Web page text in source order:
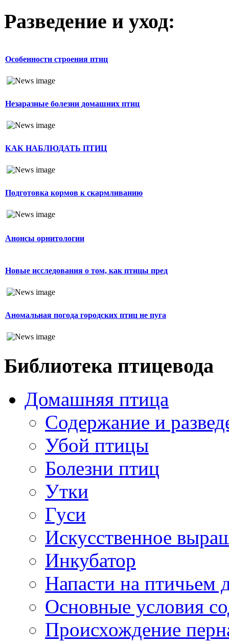
Разведение и уход:
Особенности строения птиц
Незаразные болезни домашних птиц
КАК НАБЛЮДАТЬ ПТИЦ
Подготовка кормов к скармливанию
Анонсы орнитологии
Новые исследования о том, как птицы пред
Аномальная погода городских птиц не пуга
Библиотека птицевода
Домашняя птица
Содержание и
Убой птицы
Болезни птиц
Утки
Гуси
Искусственное
Инкубатор
Напасти на птичьем
Основные условия
Происхождение